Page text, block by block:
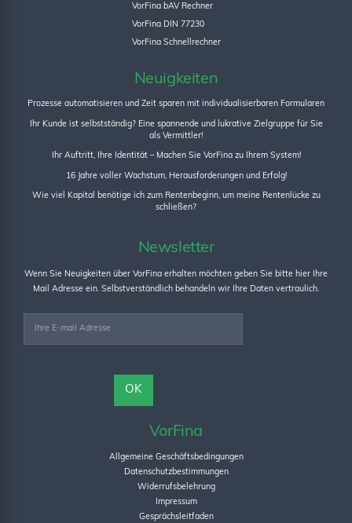
VorFina bAV Rechner
VorFina DIN 77230
VorFina Schnellrechner
Neuigkeiten
Prozesse automatisieren und Zeit sparen mit individualisierbaren Formularen
Ihr Kunde ist selbstständig? Eine spannende und lukrative Zielgruppe für Sie
als Vermittler!
Ihr Auftritt, Ihre Identität – Machen Sie VorFina zu Ihrem System!
16 Jahre voller Wachstum, Herausforderungen und Erfolg!
Wie viel Kapital benötige ich zum Rentenbeginn, um meine Rentenlücke zu
schließen?
Newsletter
Wenn Sie Neuigkeiten über VorFina erhalten möchten geben Sie bitte hier Ihre
Mail Adresse ein. Selbstverständlich behandeln wir Ihre Daten vertraulich.
VorFina
Allgemeine Geschäftsbedingungen
Datenschutzbestimmungen
Widerrufsbelehrung
Impressum
Gesprächsleitfaden